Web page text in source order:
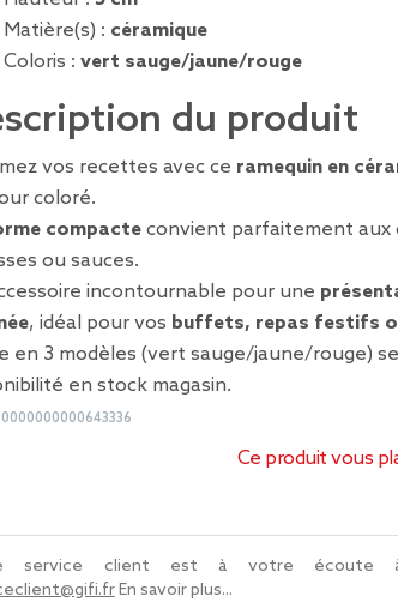
Matière(s) : céramique
Coloris : vert sauge/jaune/rouge
du produit
vos recettes avec ce ramequin en
coloré.
compacte convient parfaitement aux
ou sauces.
incontournable pour une
, idéal pour vos buffets, repas festifs
en 3 modèles (vert sauge/jaune/rouge)
en stock magasin.
Ce produit vous
service client est à votre écoute
En savoir plus...